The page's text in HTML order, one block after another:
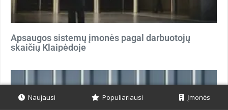
Apsaugos sistemų įmonės pagal darbuotojų
skaičių Klaipėdoje
Naujausi Populiariausi Įmonės